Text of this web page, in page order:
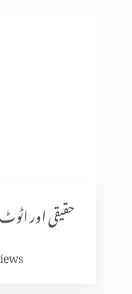
شادی کا الٰہی